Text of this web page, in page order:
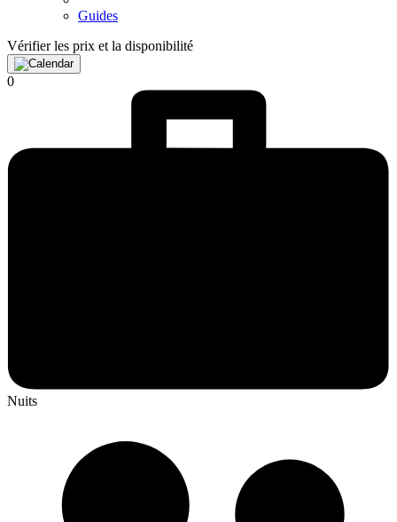
Guides
Vérifier les prix et la disponibilité
0
Nuits